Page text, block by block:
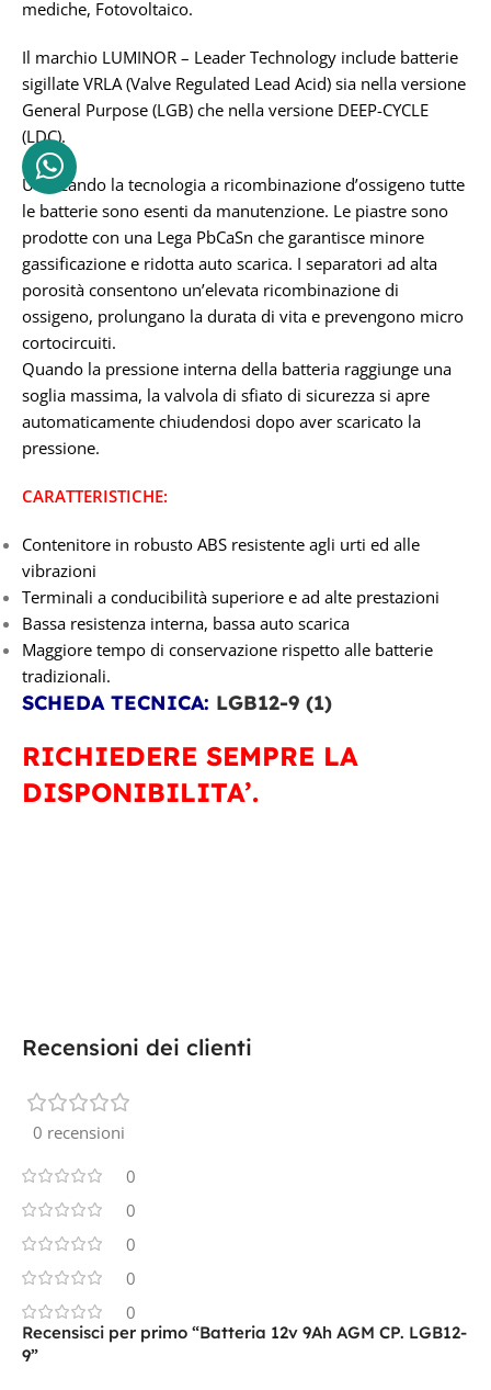
mediche, Fotovoltaico.
Il marchio LUMINOR – Leader Technology include batterie
sigillate VRLA (Valve Regulated Lead Acid) sia nella versione
General Purpose (LGB) che nella versione DEEP-CYCLE
(LDC).
Utilizzando la tecnologia a ricombinazione d’ossigeno tutte
le batterie sono esenti da manutenzione. Le piastre sono
prodotte con una Lega PbCaSn che garantisce minore
gassificazione e ridotta auto scarica. I separatori ad alta
porosità consentono un’elevata ricombinazione di
ossigeno, prolungano la durata di vita e prevengono micro
cortocircuiti.
Quando la pressione interna della batteria raggiunge una
soglia massima, la valvola di sfiato di sicurezza si apre
automaticamente chiudendosi dopo aver scaricato la
pressione.
CARATTERISTICHE:
Contenitore in robusto ABS resistente agli urti ed alle
vibrazioni
Terminali a conducibilità superiore e ad alte prestazioni
Bassa resistenza interna, bassa auto scarica
Maggiore tempo di conservazione rispetto alle batterie
tradizionali.
SCHEDA TECNICA: LGB12-9 (1)
RICHIEDERE SEMPRE LA
DISPONIBILITA’.
Recensioni dei clienti
0 recensioni
0
0
0
0
0
Recensisci per primo “Batteria 12v 9Ah AGM CP. LGB12-
9”